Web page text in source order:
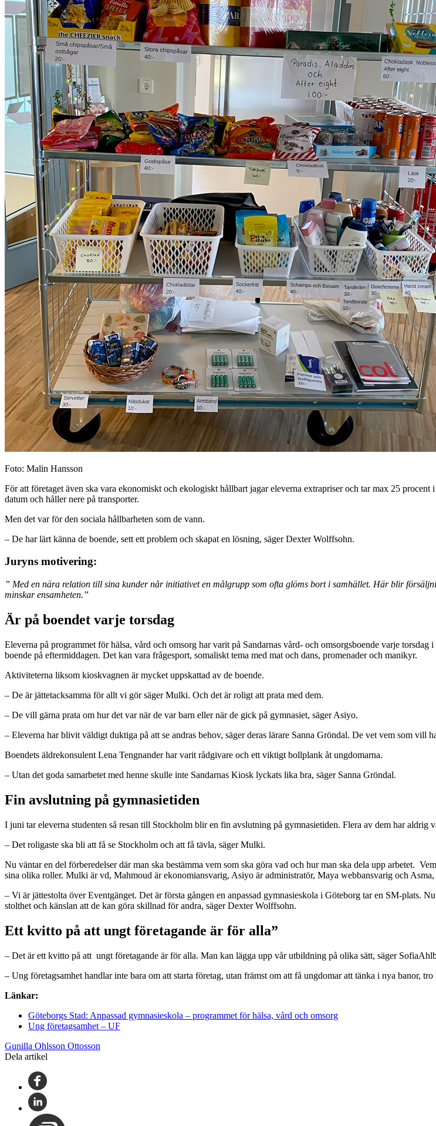
Foto: Malin Hansson
För att företaget även ska vara ekonomiskt och ekologiskt hållbart jagar eleverna extrapriser och tar max 25
datum och håller nere på transporter.
Men det var för den sociala hållbarheten som de vann.
– De har lärt känna de boende, sett ett problem och skapat en lösning, säger Dexter Wolffsohn.
Juryns motivering:
” Med en nära relation till sina kunder når initiativet en målgrupp som ofta glöms bort i samhället. Här blir
minskar ensamheten.”
Är på boendet varje torsdag
Eleverna på programmet för hälsa, vård och omsorg har varit på Sandarnas vård- och omsorgsboende varje
boende på eftermiddagen. Det kan vara frågesport, somaliskt tema med mat och dans, promenader och manikyr.
Aktiviteterna liksom kioskvagnen är mycket uppskattad av de boende.
– De är jättetacksamma för allt vi gör säger Mulki. Och det är roligt att prata med dem.
– De vill gärna prata om hur det var när de var barn eller när de gick på gymnasiet, säger Asiyo.
– Eleverna har blivit väldigt duktiga på att se andras behov, säger deras lärare Sanna Gröndal. De vet vem som
Boendets äldrekonsulent Lena Tengnander har varit rådgivare och ett viktigt bollplank åt ungdomarna.
– Utan det goda samarbetet med henne skulle inte Sandarnas Kiosk lyckats lika bra, säger Sanna Gröndal.
Fin avslutning på gymnasietiden
I juni tar eleverna studenten så resan till Stockholm blir en fin avslutning på gymnasietiden. Flera av dem har aldrig
– Det roligaste ska bli att få se Stockholm och att få tävla, säger Mulki.
Nu väntar en del förberedelser där man ska bestämma vem som ska göra vad och hur man ska dela upp arbetet.
sina olika roller. Mulki är vd, Mahmoud är ekonomiansvarig, Asiyo är administratör, Maya webbansvarig och
– Vi är jättestolta över Eventgänget. Det är första gången en anpassad gymnasieskola i Göteborg tar en SM-plats.
stolthet och känslan att de kan göra skillnad för andra, säger Dexter Wolffsohn.
Ett kvitto på att ungt företagande är för alla”
– Det är ett kvitto på att ungt företagande är för alla. Man kan lägga upp vår utbildning på olika sätt, säger
– Ung företagsamhet handlar inte bara om att starta företag, utan främst om att få ungdomar att tänka i nya banor,
Länkar:
Göteborgs Stad: Anpassad gymnasieskola – programmet för hälsa, vård och omsorg
Ung företagsamhet – UF
Gunilla Ohlsson Ottosson
Dela artikel